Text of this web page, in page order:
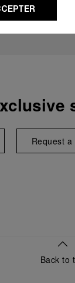
Request a
Back to